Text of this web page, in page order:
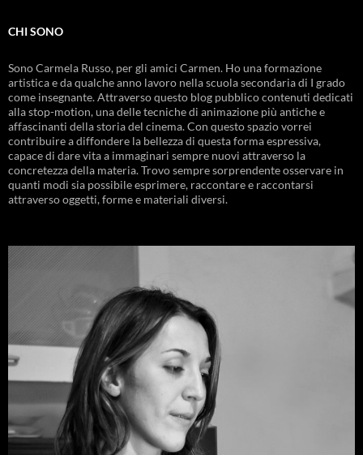
CHI SONO
Sono Carmela Russo, per gli amici Carmen. Ho una formazione
artistica e da qualche anno lavoro nella scuola secondaria di I grado
come insegnante. Attraverso questo blog pubblico contenuti dedicati
alla stop-motion, una delle tecniche di animazione più antiche e
affascinanti della storia del cinema. Con questo spazio vorrei
contribuire a diffondere la bellezza di questa forma espressiva,
capace di dare vita a immaginari sempre nuovi attraverso la
concretezza della materia. Trovo sempre sorprendente osservare in
quanti modi sia possibile esprimere, raccontare e raccontarsi
attraverso oggetti, forme e materiali diversi.